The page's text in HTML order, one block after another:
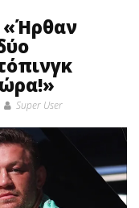
«Ήρθαν
Super User